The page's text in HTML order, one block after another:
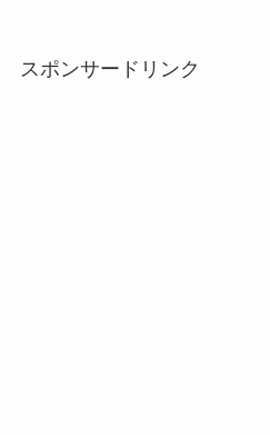
スポンサードリンク